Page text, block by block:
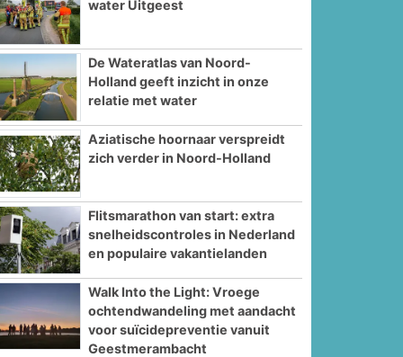
water Uitgeest
De Wateratlas van Noord-
Holland geeft inzicht in onze
relatie met water
Aziatische hoornaar verspreidt
zich verder in Noord-Holland
Flitsmarathon van start: extra
snelheidscontroles in Nederland
en populaire vakantielanden
Walk Into the Light: Vroege
ochtendwandeling met aandacht
voor suïcidepreventie vanuit
Geestmerambacht